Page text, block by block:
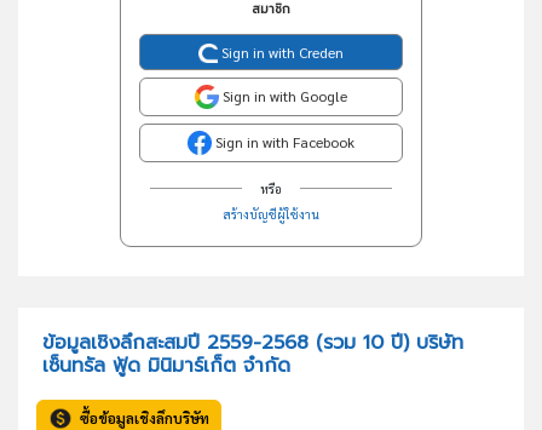
สมาชิก
Sign in with Creden
Sign in with Google
Sign in with Facebook
หรือ
สร้างบัญชีผู้ใช้งาน
ข้อมูลเชิงลึกสะสมปี 2559-2568 (รวม 10 ปี) บริษัท
เซ็นทรัล ฟู้ด มินิมาร์เก็ต จำกัด
ซื้อข้อมูลเชิงลึกบริษัท